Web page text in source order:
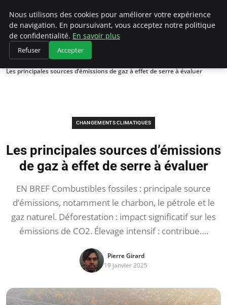
Climategatecountryclub.com
Accueil
Changements climatiques
Les principales sources d’émissions de gaz à effet de serre à évaluer
CHANGEMENTS CLIMATIQUES
Les principales sources d’émissions
de gaz à effet de serre à évaluer
EN BREF Combustibles fossiles : principale source
d’émissions, notamment le charbon, le pétrole et le
gaz naturel. Déforestation : impact significatif sur les
émissions de CO2. Élevage intensif : contribue….
Pierre Girard
19 janvier 2025
Nous utilisons des cookies pour améliorer votre expérience
de navigation. En poursuivant, vous acceptez notre politique
de confidentialité. En savoir plus
Refuser Accepter